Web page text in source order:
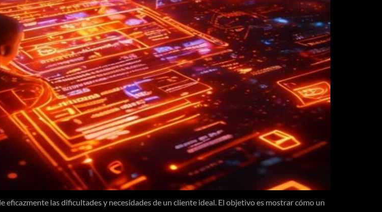
las dificultades y necesidades de un cliente ideal. El objetivo es mostrar cómo un